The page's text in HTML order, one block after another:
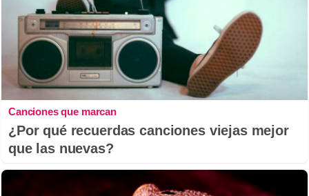
Canciones que marcan
¿Por qué recuerdas canciones viejas mejor
que las nuevas?